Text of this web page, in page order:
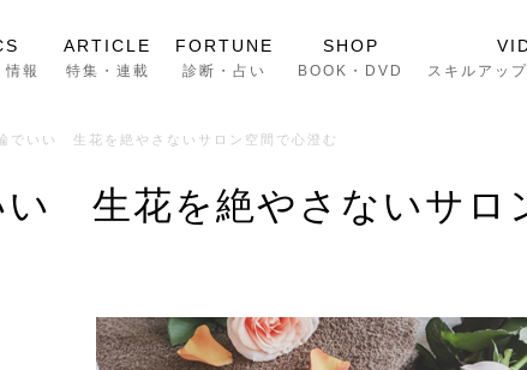
情報
ARTICLE
特集・連載
FORTUNE
診断・占い
SHOP
BOOK・DVD スキルアッ
でいい 生花を絶やさないサロン空間で心澄む
い 生花を絶やさないサロ